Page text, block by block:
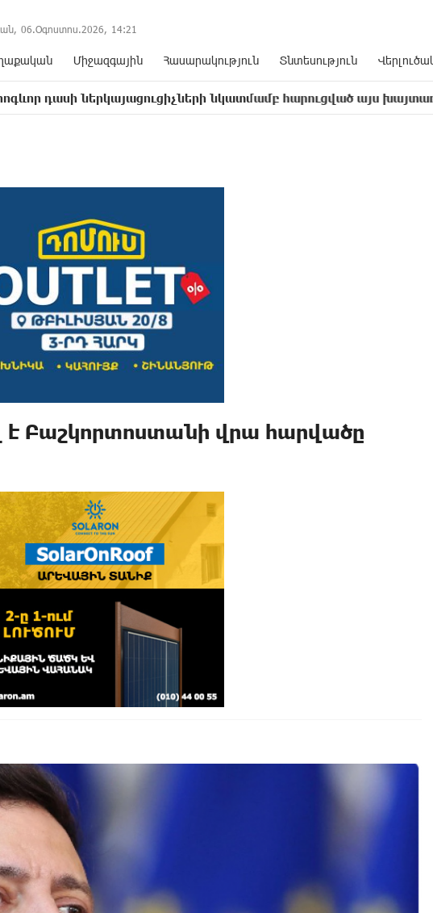
06.Օգոստոս.2026, 14:21
Միջազգային Հասարակություն Տնտեսություն
ներկայացուցիչների նկատմամբ հարուցված այս խայտառակ
է Բաշկորտոստանի վրա հարվածը